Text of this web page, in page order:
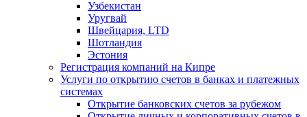
Узбекистан
Уругвай
Швейцария, LTD
Шотландия
Эстония
Регистрация компаний на Кипре
Услуги по открытию счетов в банках и платежных
системах
Открытие банковских счетов за рубежом